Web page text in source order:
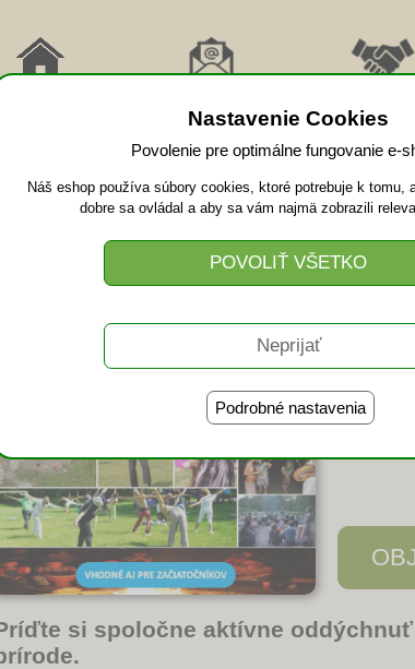
Nastavenie Cookies
Povolenie pre optimálne fungovanie e-
Náš eshop používa súbory cookies, ktoré potrebuje k tomu,
dobre sa ovládal a aby sa vám najmä zobrazili
Podrobné nastavenia
NOVINKY
regeneračný Qi Gong
Termín:
Cena
si spoločne aktívne